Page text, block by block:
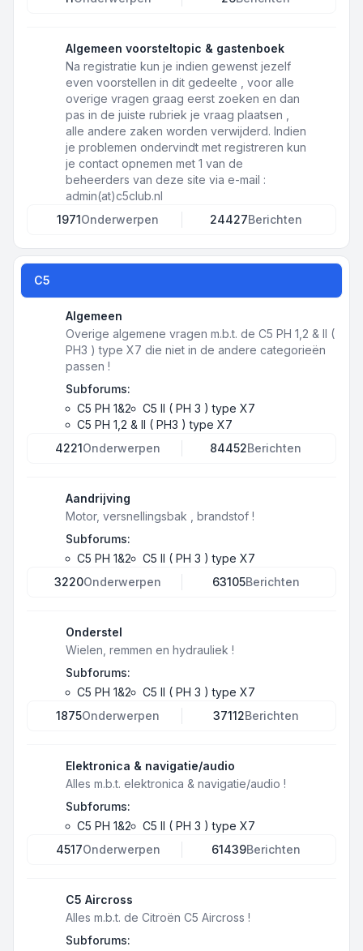
Algemeen voorsteltopic & gastenboek
Na registratie kun je indien gewenst jezelf
even voorstellen in dit gedeelte , voor alle
overige vragen graag eerst zoeken en dan
pas in de juiste rubriek je vraag plaatsen ,
alle andere zaken worden verwijderd. Indien
je problemen ondervindt met registreren kun
je contact opnemen met 1 van de
beheerders van deze site via e-mail :
admin(at)c5club.nl
1971Onderwerpen 24427Berichten
C5
Algemeen
Overige algemene vragen m.b.t. de C5 PH 1,2 & II (
PH3 ) type X7 die niet in de andere categorieën
passen !
Subforums:
C5 PH 1&2
C5 II ( PH 3 ) type X7
C5 PH 1,2 & II ( PH3 ) type X7
4221Onderwerpen 84452Berichten
Aandrijving
Motor, versnellingsbak , brandstof !
Subforums:
C5 PH 1&2
C5 II ( PH 3 ) type X7
3220Onderwerpen 63105Berichten
Onderstel
Wielen, remmen en hydrauliek !
Subforums:
C5 PH 1&2
C5 II ( PH 3 ) type X7
1875Onderwerpen 37112Berichten
Elektronica & navigatie/audio
Alles m.b.t. elektronica & navigatie/audio !
Subforums:
C5 PH 1&2
C5 II ( PH 3 ) type X7
4517Onderwerpen 61439Berichten
C5 Aircross
Alles m.b.t. de Citroën C5 Aircross !
Subforums: